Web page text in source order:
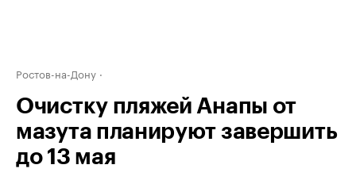
Ростов-на-Дону
Очистку пляжей Анапы от
мазута планируют завершить
до 13 мая